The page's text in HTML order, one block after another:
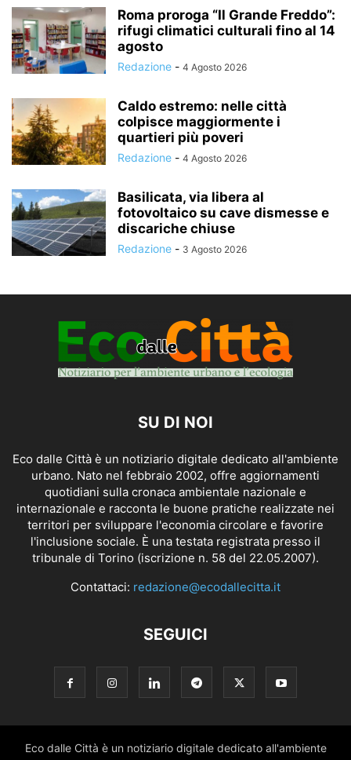
Roma proroga “Il Grande Freddo”:
rifugi climatici culturali fino al 14
agosto
Redazione - 4 Agosto 2026
Caldo estremo: nelle città
colpisce maggiormente i
quartieri più poveri
Redazione - 4 Agosto 2026
Basilicata, via libera al
fotovoltaico su cave dismesse e
discariche chiuse
Redazione - 3 Agosto 2026
SU DI NOI
Eco dalle Città è un notiziario digitale dedicato all'ambiente
urbano. Nato nel febbraio 2002, offre aggiornamenti
quotidiani sulla cronaca ambientale nazionale e
internazionale e racconta le buone pratiche realizzate nei
territori per sviluppare l'economia circolare e favorire
l'inclusione sociale. È una testata registrata presso il
tribunale di Torino (iscrizione n. 58 del 22.05.2007).
Contattaci: redazione@ecodallecitta.it
SEGUICI
Eco dalle Città è un notiziario digitale dedicato all'ambiente